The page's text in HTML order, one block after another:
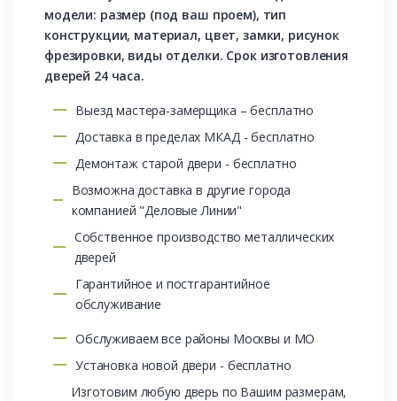
модели: размер (под ваш проем), тип
конструкции, материал, цвет, замки, рисунок
фрезировки, виды отделки. Срок изготовления
дверей 24 часа.
Выезд мастера-замерщика – бесплатно
Доставка в пределах МКАД - бесплатно
Демонтаж старой двери - бесплатно
Возможна доставка в другие города
компанией "Деловые Линии"
Собственное производство металлических
дверей
Гарантийное и постгарантийное
обслуживание
Обслуживаем все районы Москвы и МО
Установка новой двери - бесплатно
Изготовим любую дверь по Вашим размерам,